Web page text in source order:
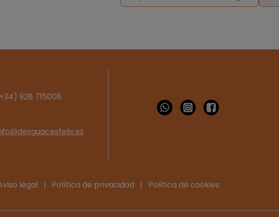
928 715008
legal | Política de privacidad | Política de cookies